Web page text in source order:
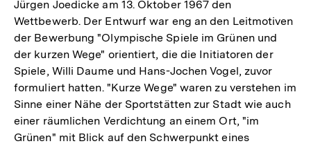
Jürgen Joedicke am 13. Oktober 1967 den
Wettbewerb. Der Entwurf war eng an den Leitmotiven
der Bewerbung "Olympische Spiele im Grünen und
der kurzen Wege" orientiert, die die Initiatoren der
Spiele, Willi Daume und Hans-Jochen Vogel, zuvor
formuliert hatten. "Kurze Wege" waren zu verstehen im
Sinne einer Nähe der Sportstätten zur Stadt wie auch
einer räumlichen Verdichtung an einem Ort, "im
Grünen" mit Blick auf den Schwerpunkt eines